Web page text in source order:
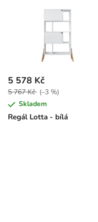
Regál Lotta - bílá
5 578 Kč
5 767 Kč (–3 %)
Skladem